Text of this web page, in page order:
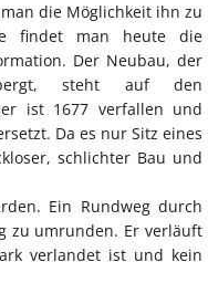
die Möglichkeit ihn zu
findet man heute die
Der Neubau, der
steht auf den
ist 1677 verfallen und
Da es nur Sitz eines
schlichter Bau und
Ein Rundweg durch
zu umrunden. Er verläuft
verlandet ist und kein